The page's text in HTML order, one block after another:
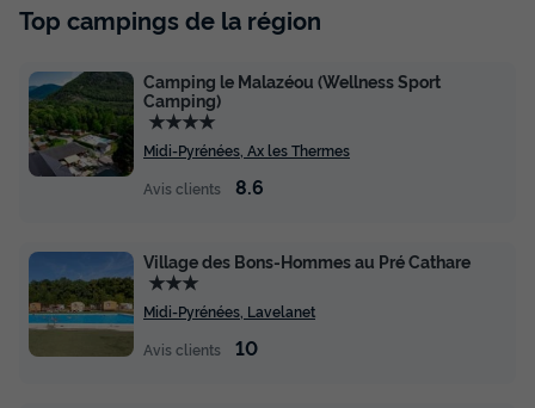
chambres
Surface
27m²
Adultes
4 2
Terrasse couverte Animaux autorisés *
Top campings de la région
Camping le Malazéou (Wellness Sport
Camping)
★★★★
Midi-Pyrénées, Ax les Thermes
Avis clients
8.6
Village des Bons-Hommes au Pré Cathare
★★★
Midi-Pyrénées, Lavelanet
Avis clients
10